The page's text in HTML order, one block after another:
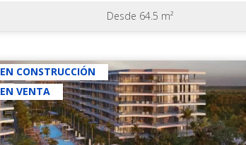
Desde 64.5 m²
EN CONSTRUCCIÓN
EN VENTA